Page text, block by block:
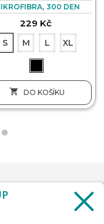
, 300 DEN
229 Kč
S M L XL
 DO KOŠÍKU
